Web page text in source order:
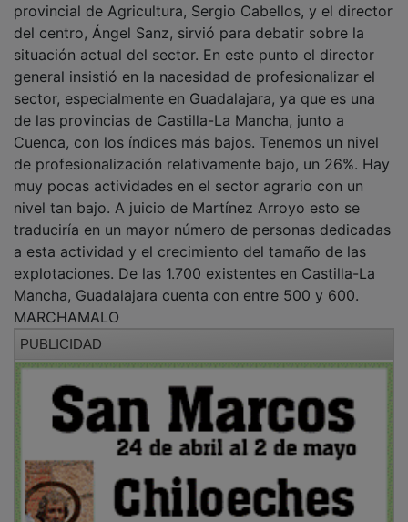
provincial de Agricultura, Sergio Cabellos, y el director
del centro, Ángel Sanz, sirvió para debatir sobre la
situación actual del sector. En este punto el director
general insistió en la nacesidad de profesionalizar el
sector, especialmente en Guadalajara, ya que es una
de las provincias de Castilla-La Mancha, junto a
Cuenca, con los índices más bajos. Tenemos un nivel
de profesionalización relativamente bajo, un 26%. Hay
muy pocas actividades en el sector agrario con un
nivel tan bajo. A juicio de Martínez Arroyo esto se
traduciría en un mayor número de personas dedicadas
a esta actividad y el crecimiento del tamaño de las
explotaciones. De las 1.700 existentes en Castilla-La
Mancha, Guadalajara cuenta con entre 500 y 600.
MARCHAMALO
PUBLICIDAD